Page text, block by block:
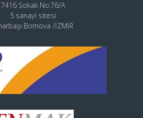
7416 Sokak No:76/A
5.sanayi sitesi
Bornova /İZMİR